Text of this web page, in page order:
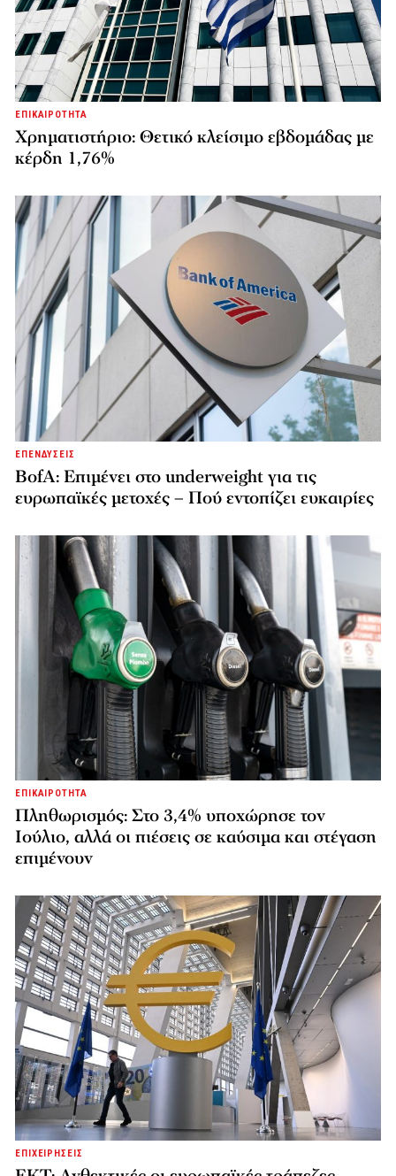
ΕΠΙΚΑΙΡΟΤΗΤΑ
Χρηματιστήριο: Θετικό κλείσιμο εβδομάδας με
κέρδη 1,76%
ΕΠΕΝΔΥΣΕΙΣ
BofA: Επιμένει στο underweight για τις
ευρωπαϊκές μετοχές – Πού εντοπίζει ευκαιρίες
ΕΠΙΚΑΙΡΟΤΗΤΑ
Πληθωρισμός: Στο 3,4% υποχώρησε τον
Ιούλιο, αλλά οι πιέσεις σε καύσιμα και στέγαση
επιμένουν
ΕΠΙΧΕΙΡΗΣΕΙΣ